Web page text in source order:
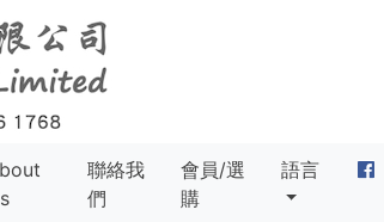
聯絡我
們
會員/選
購
語言